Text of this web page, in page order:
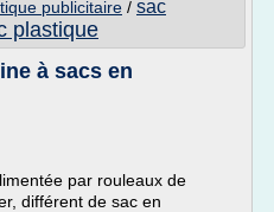
publicitaire / sac
plastique
à sacs en
par rouleaux de
différent de sac en